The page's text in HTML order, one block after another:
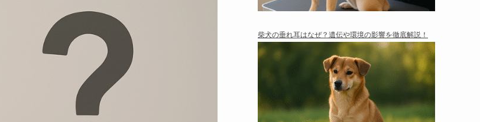
柴犬の垂れ耳はなぜ？遺伝や環境の影響を徹底解説！